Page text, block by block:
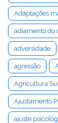
Adaptações
adiamento do
adversidade
agressão
Agricultura
Ajustamento
ajuste